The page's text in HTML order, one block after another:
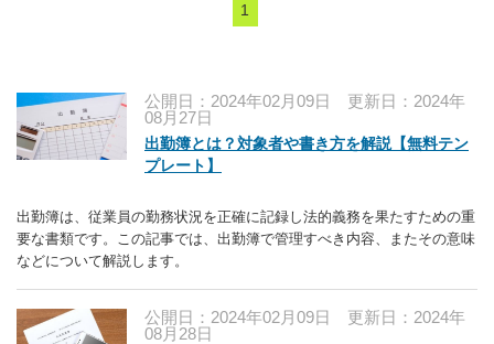
1
公開日：2024年02月09日 更新日：2024年
08月27日
出勤簿とは？対象者や書き方を解説【無料テン
プレート】
出勤簿は、従業員の勤務状況を正確に記録し法的義務を果たすための重
要な書類です。この記事では、出勤簿で管理すべき内容、またその意味
などについて解説します。
公開日：2024年02月09日 更新日：2024年
08月28日